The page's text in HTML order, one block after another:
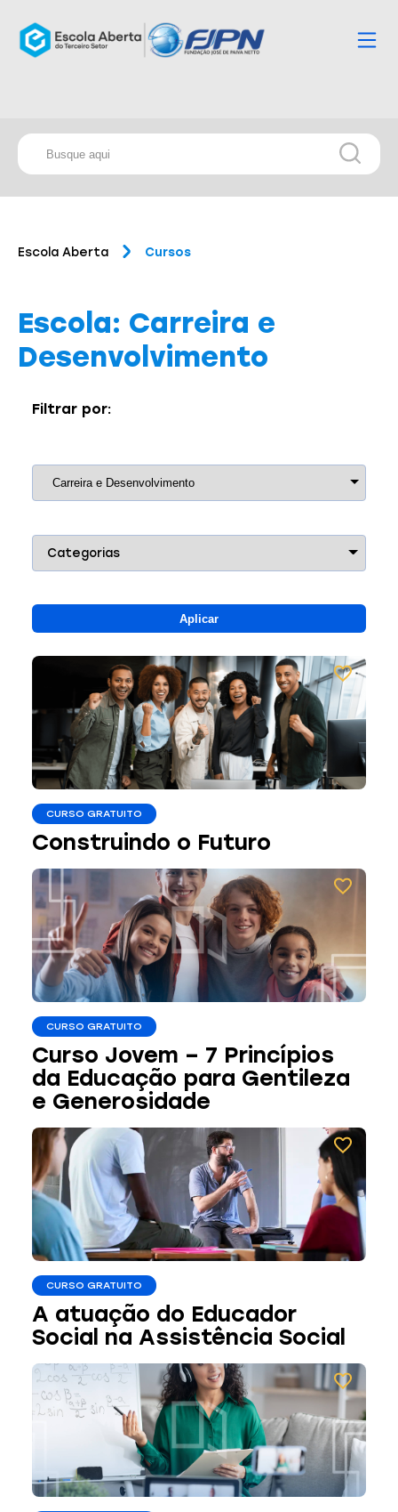
Escola Aberta Cursos
Escola: Carreira e
Desenvolvimento
Filtrar por:
Categorias
Aplicar
CURSO GRATUITO
Construindo o Futuro
CURSO GRATUITO
Curso Jovem – 7 Princípios
da Educação para Gentileza
e Generosidade
CURSO GRATUITO
A atuação do Educador
Social na Assistência Social